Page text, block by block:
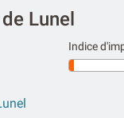
Lunel
Indice